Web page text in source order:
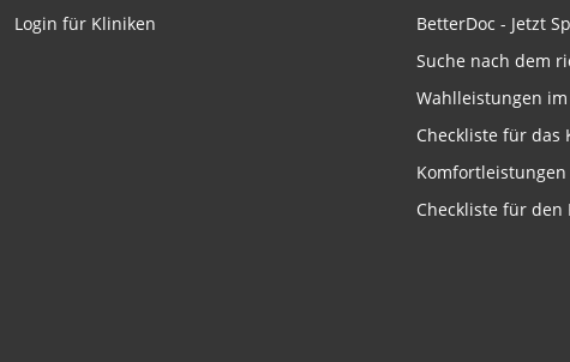
Login für Kliniken
BetterDoc - Jetzt
Suche nach dem
Wahlleistungen
Checkliste für das
Komfortleistungen
Checkliste für